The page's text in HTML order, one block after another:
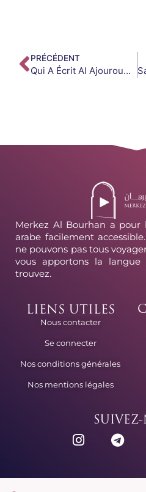
PRÉCÉDENT
Qui A Écrit Al Ajouroumiyyah ?
Merkez Al Bourhan a
arabe facilement
ne pouvons pas tous
vous apportons la
trouvez.
LIENS UTILES
Nous contacter
Se connecter
Nos conditions générales
Nos mentions légales